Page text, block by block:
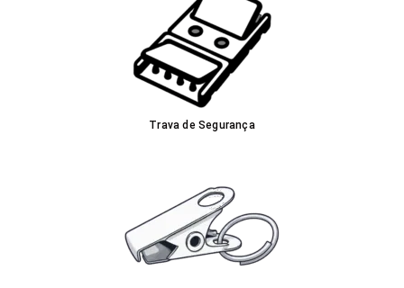
Trava de Segurança